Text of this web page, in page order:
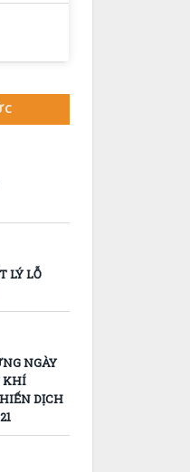
LÝ LỖ
NGÀY
KHÍ
DỊCH